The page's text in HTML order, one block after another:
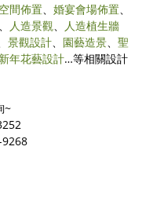
間佈置、婚宴會場佈置、
、 人造景觀、 人造植生牆
景觀設計、 園藝造景、聖
新年花藝設計…等相關設計
~
9268